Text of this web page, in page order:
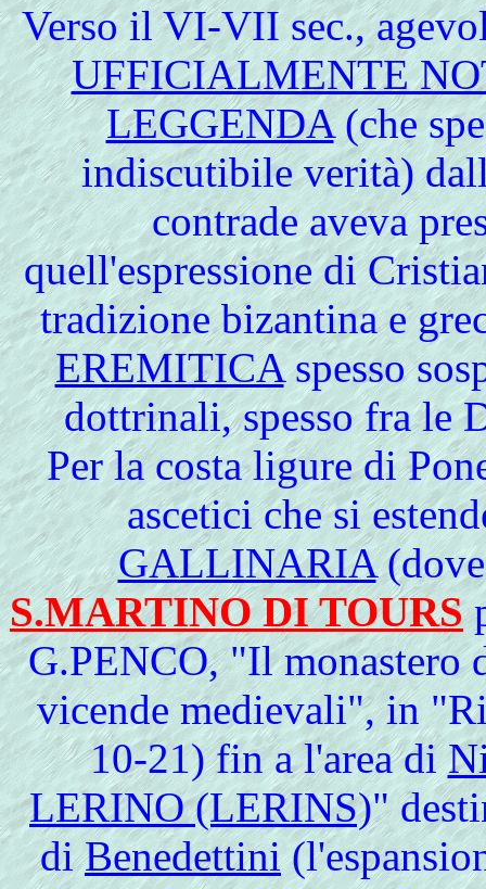
Versoil VI-VII sec.,
UFFICIALMENTE
LEGGENDA(che
indiscutibile verità)
contrade aveva
quell'espressione di
tradizione bizantina e
EREMITICAspesso
dottrinali, spesso fra le
Per la costa ligure di
ascetici che si
GALLINARIA(dove
S.MARTINO DI TOURS
G.PENCO, "Il monastero
vicende medievali", in
10-21) fin a l'area di
LERINO (LERINS)"
diBenedettini